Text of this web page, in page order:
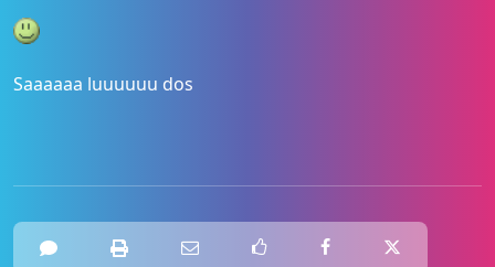
Saaaaaa luuuuuu dos